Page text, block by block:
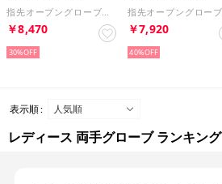
指先オープングローブ【両手用】
￥8,470
30%
￥7,920
40%
表示順 :
レディース 両手グローブ ランキング